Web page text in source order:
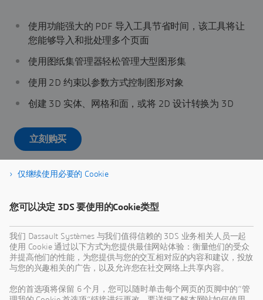
使用功能强大的 PDF 导入工具节省时间，该工具将让
您能够导入和批处理多个页面
使用图纸集管理器轻松管理大型图形集
使用 2D 约束以参数方式控制图形对象
创建 3D 实体、网格和面，或将 2D 设计转换为 3D
立刻购买
仅继续使用必要的 Cookie
您可以决定 3DS 要使用的Cookie类型
我们 Dassault Systèmes 与我们值得信赖的 3DS 业务相关人员一起
使用 Cookie 通过以下方式为您提供最佳网站体验：衡量他们的受众
并提高他们的性能，为您提供与您的交互相对应的内容和建议，投放
与您的兴趣相关的广告，以及允许您在社交网络上共享内容。
您的首选项将保留 6 个月，您可以随时单击每个网页的页脚中的“管